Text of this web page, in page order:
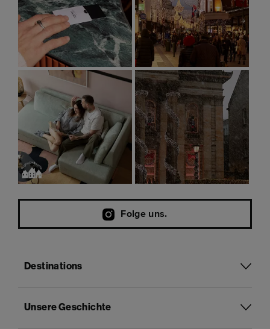
Folge uns.
Destinations
Unsere Geschichte